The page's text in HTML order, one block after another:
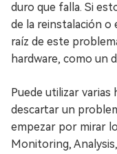
duro que falla. Si
de la reinstalación o
raíz de este
hardware, como un
Puede utilizar
descartar un
empezar por mirar
Monitoring,